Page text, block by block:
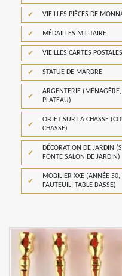
VIEILLES PIÈCES DE
MÉDAILLES MILITAIRE
VIEILLES CARTES POSTALES
STATUE DE MARBRE
ARGENTERIE (MÉNAGÈRE,
PLATEAU)
OBJET SUR LA CHASSE
CHASSE)
DÉCORATION DE JARDIN
FONTE SALON DE JARDIN)
MOBILIER XXE (ANNÉE
FAUTEUIL, TABLE BASSE)